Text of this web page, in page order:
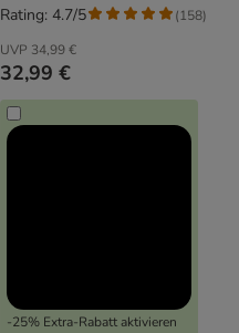
UVP 34,99 €
32,99 €
-25% Extra-Rabatt aktivieren
Rating: 4.7/5 (158)